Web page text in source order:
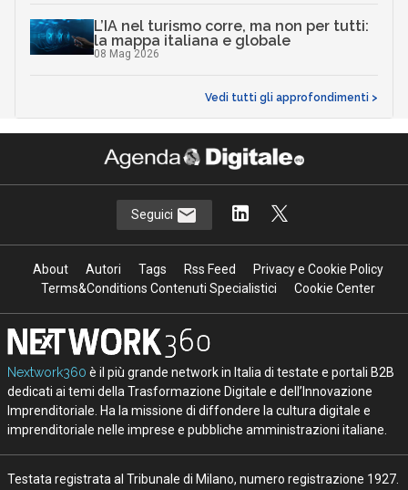
L’IA nel turismo corre, ma non per tutti:
la mappa italiana e globale
08 Mag 2026
Vedi tutti gli approfondimenti >
Seguici
About Autori Tags Rss Feed
Privacy e Cookie Policy
Terms&Conditions Contenuti Specialistici
Cookie Center
Nextwork360 è il più grande network in Italia di testate e portali B2B
dedicati ai temi della Trasformazione Digitale e dell’Innovazione
Imprenditoriale. Ha la missione di diffondere la cultura digitale e
imprenditoriale nelle imprese e pubbliche amministrazioni italiane.
Testata registrata al Tribunale di Milano, numero registrazione 1927.